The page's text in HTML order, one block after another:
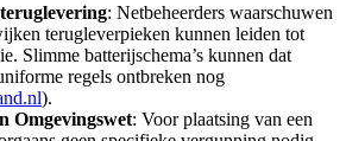
: Netbeheerders waarschuwen
terugleverpieken kunnen leiden tot
Slimme batterijschema’s kunnen dat
regels ontbreken nog
).
Omgevingswet: Voor plaatsing van een